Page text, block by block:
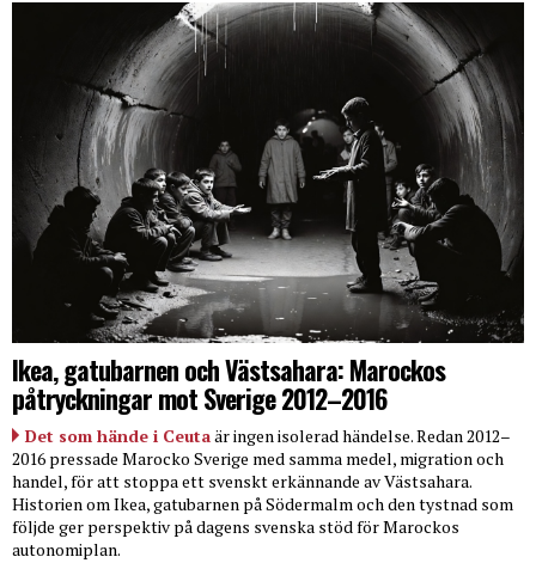
Ikea, gatubarnen och Västsahara: Marockos
påtryckningar mot Sverige 2012–2016
Det som hände i Ceutaär ingen isolerad händelse. Redan 2012–
2016 pressade Marocko Sverige med samma medel, migration och
handel, för att stoppa ett svenskt erkännande av Västsahara.
Historien om Ikea, gatubarnen på Södermalm och den tystnad som
följde ger perspektiv på dagens svenska stöd för Marockos
autonomiplan.